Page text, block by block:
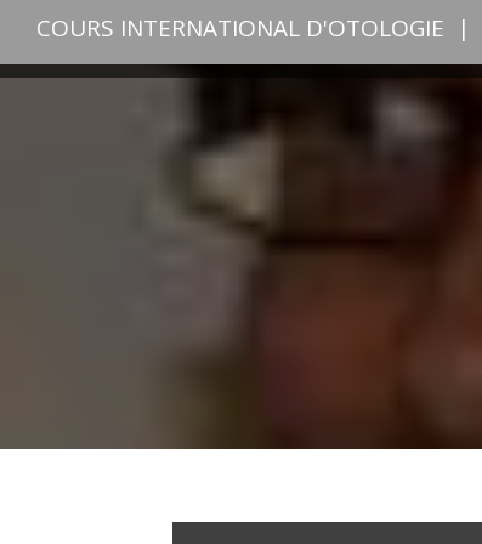
COURS INTERNATIONAL D'OTOLOGIE |